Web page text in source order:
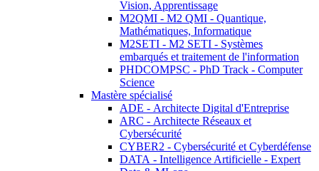
Vision, Apprentissage
M2QMI - M2 QMI - Quantique,
Mathématiques, Informatique
M2SETI - M2 SETI - Systèmes
embarqués et traitement de l'information
PHDCOMPSC - PhD Track - Computer
Science
Mastère spécialisé
ADE - Architecte Digital d'Entreprise
ARC - Architecte Réseaux et
Cybersécurité
CYBER2 - Cybersécurité et Cyberdéfense
DATA - Intelligence Artificielle - Expert